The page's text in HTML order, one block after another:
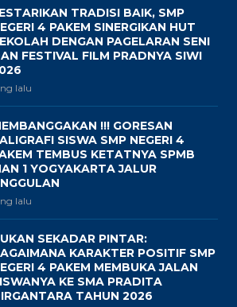
TRADISI BAIK, SMP
4 PAKEM SINERGIKAN HUT
DENGAN PAGELARAN SENI
FESTIVAL FILM PRADNYA SIWI
lalu
!!! GORESAN
SISWA SMP NEGERI 4
TEMBUS KETATNYA SPMB
1 YOGYAKARTA JALUR
lalu
SEKADAR PINTAR:
KARAKTER POSITIF SMP
4 PAKEM MEMBUKA JALAN
KE SMA PRADITA
TAHUN 2026